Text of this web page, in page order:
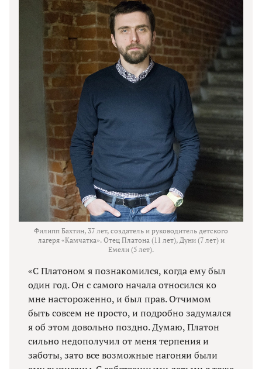
Филипп Бахтин, 37 лет, создатель и руководитель детского
лагеря «Камчатка». Отец Платона (11 лет), Дуни (7 лет) и
Емели (5 лет).
«С Платоном я познакомился, когда ему был
один год. Он с самого начала относился ко
мне настороженно, и был прав. Отчимом
быть совсем не просто, и подробно задумался
я об этом довольно поздно. Думаю, Платон
сильно недополучил от меня терпения и
заботы, зато все возможные нагоняи были